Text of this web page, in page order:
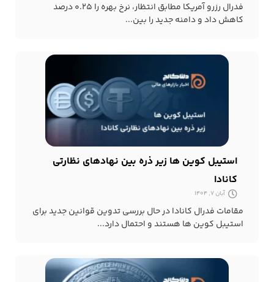
فدرال رزرو آمریکا مطابق انتظار، نرخ بهره را ۰.۲۵ درصد
کاهش داد و دامنه جدید را بین...
استیبل کوین ها زیر ذره بین نهادهای نظارتی
کانادا
آبان 7, 1404
مقامات فدرال کانادا در حال بررسی تدوین قوانین جدید برای
استیبل کوین ها هستند و احتمال دارد...